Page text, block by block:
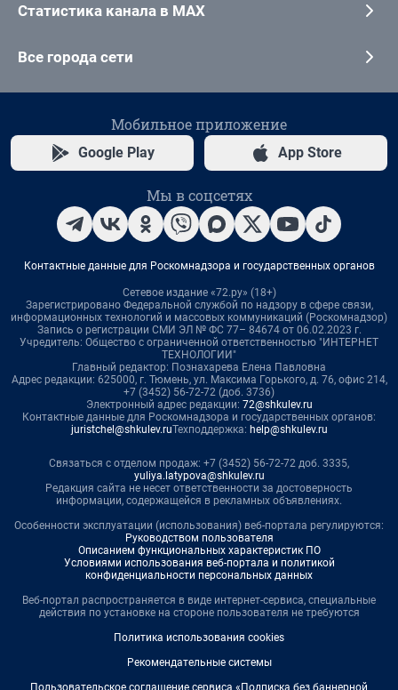
Статистика канала в MAX
Все города сети
Мобильное приложение
Google Play App Store
Мы в соцсетях
Контактные данные для Роскомнадзора и государственных органов
Сетевое издание «72.ру» (18+)
Зарегистрировано Федеральной службой по надзору в сфере связи,
информационных технологий и массовых коммуникаций (Роскомнадзор)
Запись о регистрации СМИ ЭЛ № ФС 77– 84674 от 06.02.2023 г.
Учредитель: Общество с ограниченной ответственностью "ИНТЕРНЕТ
ТЕХНОЛОГИИ"
Главный редактор: Познахарева Елена Павловна
Адрес редакции: 625000, г. Тюмень, ул. Максима Горького, д. 76, офис 214,
+7 (3452) 56-72-72 (доб. 3736)
Электронный адрес редакции: 72@shkulev.ru
Контактные данные для Роскомнадзора и государственных органов:
juristchel@shkulev.ruТехподдержка: help@shkulev.ru
Связаться с отделом продаж: +7 (3452) 56-72-72 доб. 3335,
yuliya.latypova@shkulev.ru
Редакция сайта не несет ответственности за достоверность
информации, содержащейся в рекламных объявлениях.
Особенности эксплуатации (использования) веб-портала регулируются:
Руководством пользователя
Описанием функциональных характеристик ПО
Условиями использования веб-портала и политикой
конфиденциальности персональных данных
Веб-портал распространяется в виде интернет-сервиса, специальные
действия по установке на стороне пользователя не требуются
Политика использования cookies
Рекомендательные системы
Пользовательское соглашение сервиса «Подписка без баннерной